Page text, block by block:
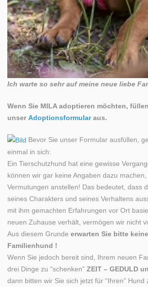
Ich warte so sehr auf meine neue liebe
Wenn Sie MILA adoptieren möchten,
unser Adoptionsformularaus.
Bevor Sie unser Formular ausfüllen,
einmal in sich:
Ein Tierschutzhund hat eine gewisse
können wir gar keine Angaben dazu
Vermutungen anstellen! Das bedeutet, dass
seines Charakters und seines Verhaltens
mit ihm gemachten Erfahrungen vor Ort
neuen Zuhause verhält, vermögen wir nicht
Aus diesem Grunde erwarten Sie bitte
Familienhund !
Wenn Sie jedoch bereit sind, Ihrem neuen
drei Dinge zu “schenken” ZEIT – GEDULD
dann bitten wir Sie sich jetzt für “Ihren” Hund